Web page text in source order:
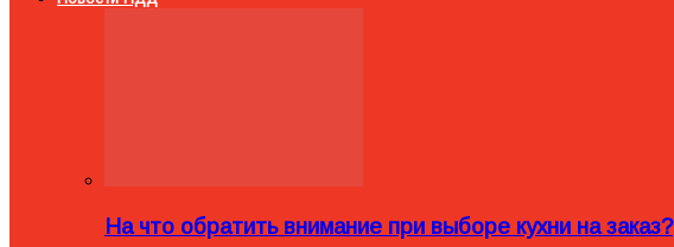
На что обратить внимание при выборе кухни на заказ?